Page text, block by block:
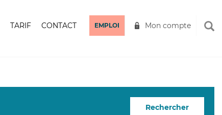
TARIF CONTACT EMPLOI Mon compte
Rechercher